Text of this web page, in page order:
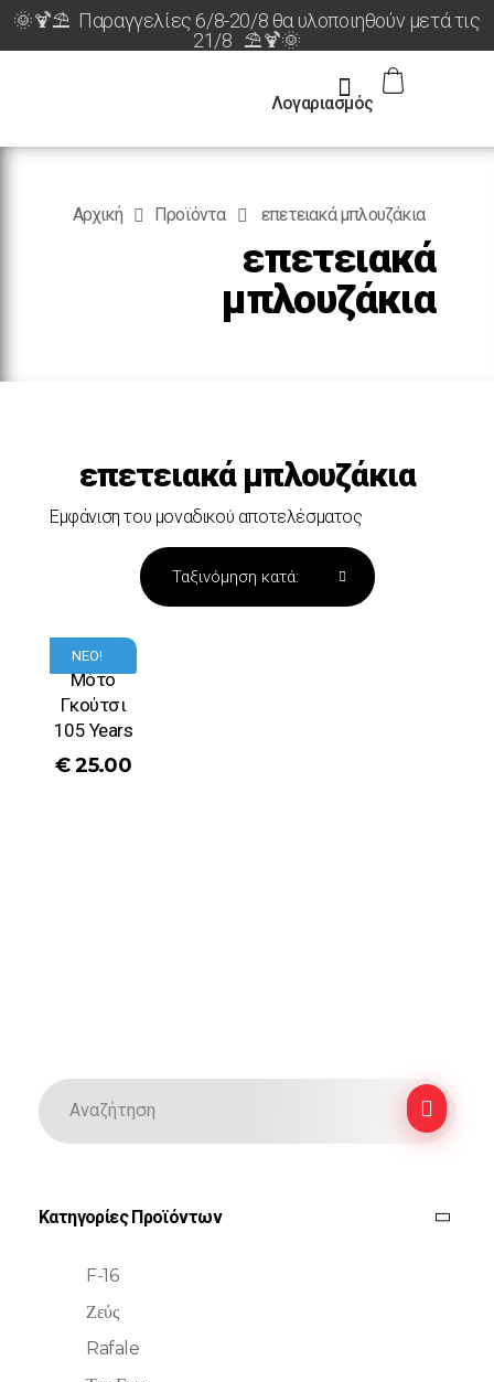
🌞🍹⛱️ Παραγγελίες 6/8-20/8 θα υλοποιηθούν μετά τις
21/8 ⛱️🍹🌞
Λογαριασμός
Αρχική Προϊόντα επετειακά μπλουζάκια
επετειακά
μπλουζάκια
επετειακά μπλουζάκια
Εμφάνιση του μοναδικού αποτελέσματος
ΝΕΟ!
T-Shirt
Μότο
Γκούτσι
105 Years
€ 25.00
Κατηγορίες Προϊόντων
F-16
Ζεύς
Rafale